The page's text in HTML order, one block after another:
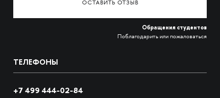
ОСТАВИТЬ ОТЗЫВ
Обращения студентов
Поблагодарить или пожаловаться
ТЕЛЕФОНЫ
+7 499 444-02-84